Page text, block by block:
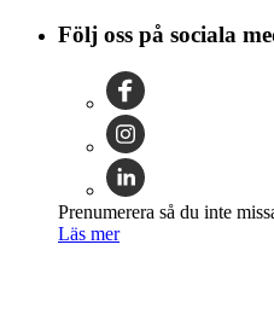
Följ oss på sociala
Prenumerera så du inte
Läs mer